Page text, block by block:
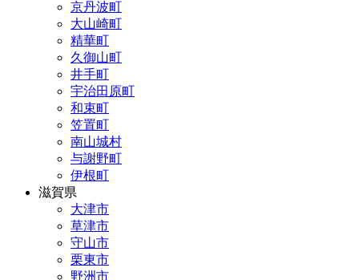
京丹波町
大山崎町
精華町
久御山町
井手町
宇治田原町
和束町
笠置町
南山城村
与謝野町
伊根町
滋賀県
大津市
草津市
守山市
栗東市
野洲市